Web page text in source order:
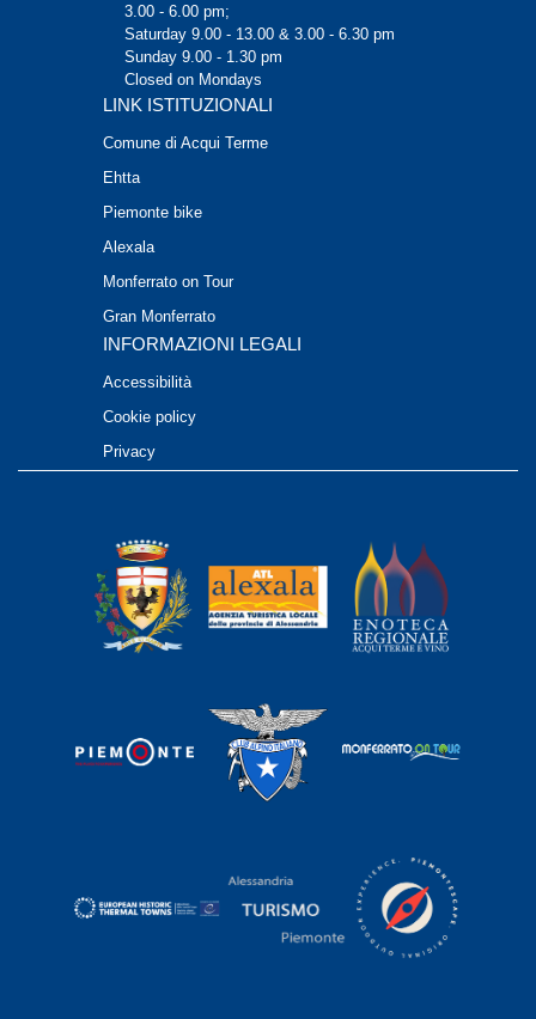
3.00 - 6.00 pm;
Saturday 9.00 - 13.00 & 3.00 - 6.30 pm
Sunday 9.00 - 1.30 pm
Closed on Mondays
LINK ISTITUZIONALI
Comune di Acqui Terme
Ehtta
Piemonte bike
Alexala
Monferrato on Tour
Gran Monferrato
INFORMAZIONI LEGALI
Accessibilità
Cookie policy
Privacy